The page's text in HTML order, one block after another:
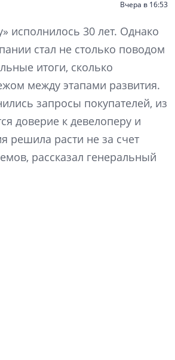
Вчера в 16:53
исполнилось 30 лет. Однако
стал не столько поводом
итоги, сколько
между этапами развития.
запросы покупателей, из
доверие к девелоперу и
решила расти не за счет
рассказал генеральный